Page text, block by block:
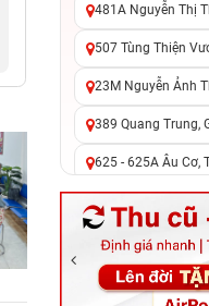
chuyển đổi, 0 gọi người
481A Nguyễn Thị
507 Tùng Thiện
23M Nguyễn Ảnh
389 Quang Trung,
625 - 625A Âu Cơ,
326 Lê Văn Việt,
256 Võ Văn
70 Nguyễn An